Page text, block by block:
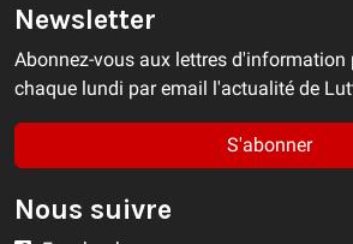
Newsletter
Abonnez-vous aux lettres d'information
chaque lundi par email l'actualité de
S'abonner
Nous suivre